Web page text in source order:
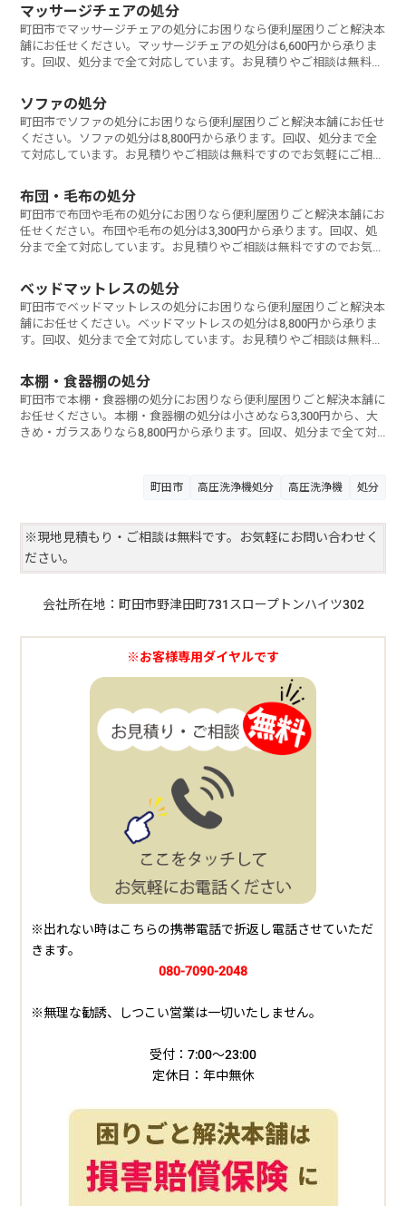
マッサージチェアの処分
町田市でマッサージチェアの処分にお困りなら便利屋困りごと解決本
舗にお任せください。マッサージチェアの処分は6,600円から承りま
す。回収、処分まで全て対応しています。お見積りやご相談は無料で
ソファの処分
町田市でソファの処分にお困りなら便利屋困りごと解決本舗にお任せ
ください。ソファの処分は8,800円から承ります。回収、処分まで全
て対応しています。お見積りやご相談は無料ですのでお気軽にご相談
布団・毛布の処分
町田市で布団や毛布の処分にお困りなら便利屋困りごと解決本舗にお
任せください。布団や毛布の処分は3,300円から承ります。回収、処
分まで全て対応しています。お見積りやご相談は無料ですのでお気軽
ベッドマットレスの処分
町田市でベッドマットレスの処分にお困りなら便利屋困りごと解決本
舗にお任せください。ベッドマットレスの処分は8,800円から承りま
す。回収、処分まで全て対応しています。お見積りやご相談は無料で
本棚・食器棚の処分
町田市で本棚・食器棚の処分にお困りなら便利屋困りごと解決本舗に
お任せください。本棚・食器棚の処分は小さめなら3,300円から、大
きめ・ガラスありなら8,800円から承ります。回収、処分まで全て対
町田市 高圧洗浄機処分 高圧洗浄機 処分
※現地見積もり・ご相談は無料です。お気軽にお問い合わせく
ださい。
会社所在地：町田市野津田町731スロープトンハイツ302
※お客様専用ダイヤルです
※出れない時はこちらの携帯電話で折返し電話させていただ
きます。
080-7090-2048
※無理な勧誘、しつこい営業は一切いたしません。
受付：7:00～23:00
定休日：年中無休